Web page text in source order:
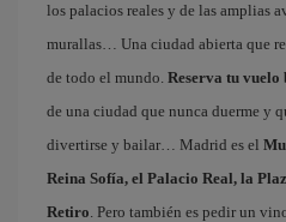
los palacios reales y de las amplias
murallas… Una ciudad abierta que
de todo el mundo. Reserva tu
de una ciudad que nunca duerme y
divertirse y bailar… Madrid es el
Reina Sofía, el Palacio Real, la
Retiro. Pero también es pedir un